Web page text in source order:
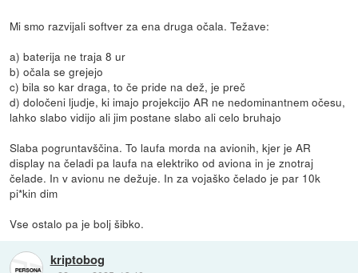
Mi smo razvijali softver za ena druga očala. Težave:
a) baterija ne traja 8 ur
b) očala se grejejo
c) bila so kar draga, to če pride na dež, je preč
d) določeni ljudje, ki imajo projekcijo AR ne nedominantnem očesu,
lahko slabo vidijo ali jim postane slabo ali celo bruhajo
Slaba pogruntavščina. To laufa morda na avionih, kjer je AR
display na čeladi pa laufa na elektriko od aviona in je znotraj
čelade. In v avionu ne dežuje. In za vojaško čelado je par 10k
pi*kin dim
Vse ostalo pa je bolj šibko.
kriptobog